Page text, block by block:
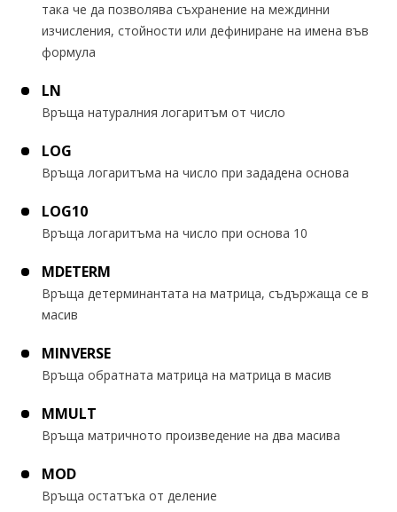
така че да позволява съхранение на междинни
изчисления, стойности или дефиниране на имена във
формула
LN
Връща натуралния логаритъм от число
LOG
Връща логаритъма на число при зададена основа
LOG10
Връща логаритъма на число при основа 10
MDETERM
Връща детерминантата на матрица, съдържаща се в
масив
MINVERSE
Връща обратната матрица на матрица в масив
MMULT
Връща матричното произведение на два масива
MOD
Връща остатъка от деление